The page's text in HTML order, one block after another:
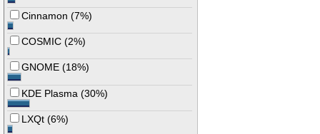
Cinnamon (7%)
COSMIC (2%)
GNOME (18%)
KDE Plasma (30%)
LXQt (6%)